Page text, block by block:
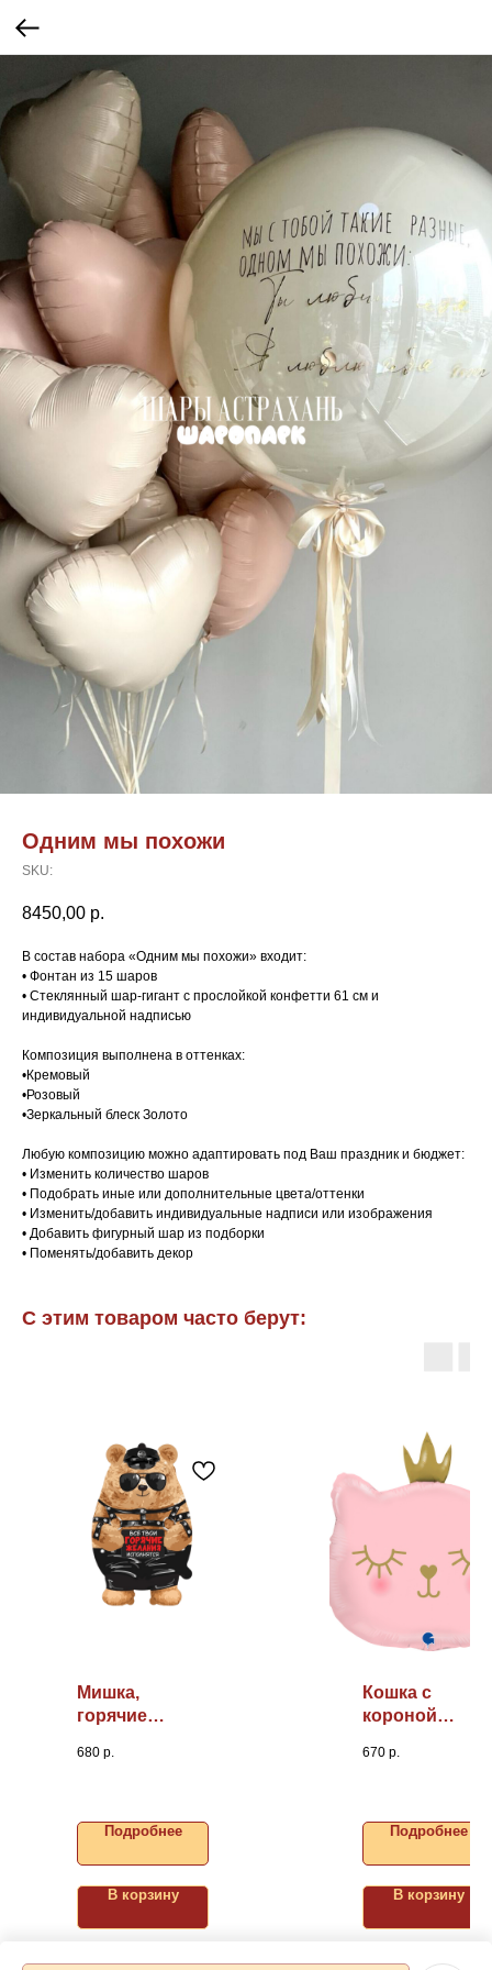
Одним мы похожи
SKU:
8450,00 р.
В состав набора «Одним мы похожи» входит:
• Фонтан из 15 шаров
• Стеклянный шар-гигант с прослойкой конфетти 61 см и
индивидуальной надписью
Композиция выполнена в оттенках:
•Кремовый
•Розовый
•Зеркальный блеск Золото
Любую композицию можно адаптировать под Ваш праздник и бюджет:
• Изменить количество шаров
• Подобрать иные или дополнительные цвета/оттенки
• Изменить/добавить индивидуальные надписи или изображения
• Добавить фигурный шар из подборки
• Поменять/добавить декор
С этим товаром часто берут:
Мишка,
горячие
30"/76см
680 р.
Подробнее
В корзину
Кошка с
короной
670 р.
Подробнее
В корзину